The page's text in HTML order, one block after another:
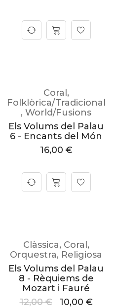
Coral ,
Folklòrica/Tradicional
, World/Fusions
Els Volums del Palau
6 - Encants del Món
16,00 €
Clàssica, Coral ,
Orquestra, Religiosa
Els Volums del Palau
8 - Rèquiems de
Mozart i Fauré
12,00€ 10,00 €